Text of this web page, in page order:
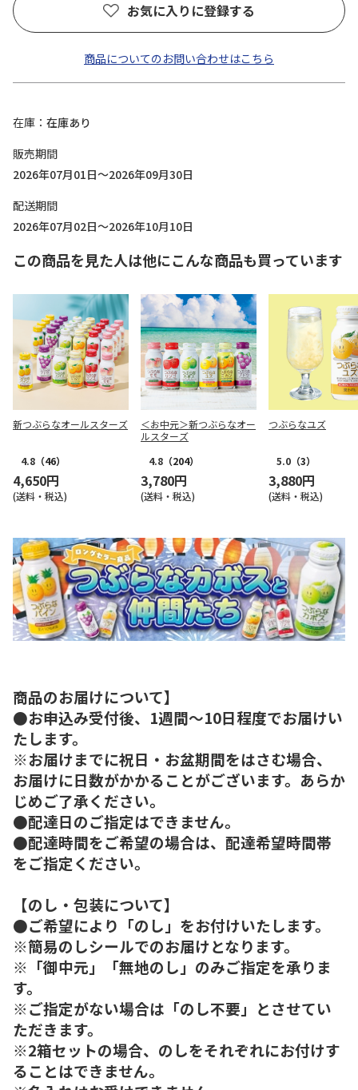
お気に入りに登録する
商品についてのお問い合わせはこちら
在庫
在庫あり
販売期間
2026年07月01日～2026年09月30日
配送期間
2026年07月02日～2026年10月10日
この商品を見た人は他にこんな商品も買っています
新つぶらなオールスターズ
4.8 （46）
4,650円
(送料・税込)
＜お中元＞新つぶらなオー
ルスターズ
4.8 （204）
3,780円
(送料・税込)
つぶらなユズ
5.0 （3）
3,880円
(送料・税込)
商品のお届けについて】
●お申込み受付後、1週間～10日程度でお届けい
たします。
※お届けまでに祝日・お盆期間をはさむ場合、
お届けに日数がかかることがございます。あらか
じめご了承ください。
●配達日のご指定はできません。
●配達時間をご希望の場合は、配達希望時間帯
をご指定ください。
【のし・包装について】
●ご希望により「のし」をお付けいたします。
※簡易のしシールでのお届けとなります。
※「御中元」「無地のし」のみご指定を承りま
す。
※ご指定がない場合は「のし不要」とさせてい
ただきます。
※2箱セットの場合、のしをそれぞれにお付けす
ることはできません。